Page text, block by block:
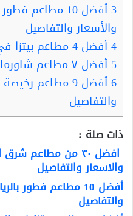
3
أفضل 10 مطاعم
والأسعار والتفاصيل
4أفضل 4 مطاعم بيتزا في الرياض
5 أفضل ٧ مطاعم شاورما بالرياض
6
أفضل 9 مطاعم
والتفاصيل
ذات صلة :
افضل ٣٠ من مطاعم
والاسعار والتفاصيل
أفضل 10 مطاعم فطور
والتفاصيل